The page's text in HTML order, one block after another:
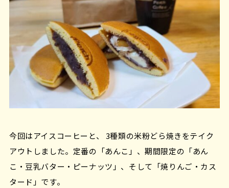
今回はアイスコーヒーと、 3種類の米粉どら焼きをテイク
アウトしました。定番の「あんこ」、期間限定の「あん
こ・豆乳バター・ピーナッツ」、そして「焼りんご・カス
タード」です。